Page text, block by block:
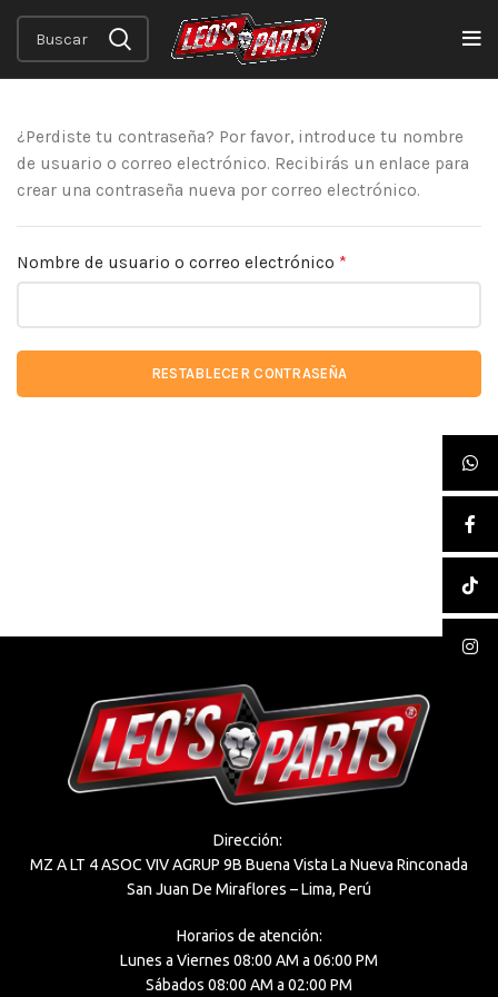
¿Perdiste tu contraseña? Por favor, introduce tu nombre
de usuario o correo electrónico. Recibirás un enlace para
crear una contraseña nueva por correo electrónico.
Nombre de usuario o correo electrónico *
RESTABLECER CONTRASEÑA
Dirección:
MZ A LT 4 ASOC VIV AGRUP 9B Buena Vista La Nueva Rinconada
San Juan De Miraflores – Lima, Perú
Horarios de atención:
Lunes a Viernes 08:00 AM a 06:00 PM
Sábados 08:00 AM a 02:00 PM